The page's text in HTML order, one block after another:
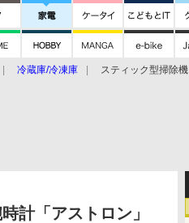
冷蔵庫/冷凍庫 スティック型掃除機
計「アストロン」